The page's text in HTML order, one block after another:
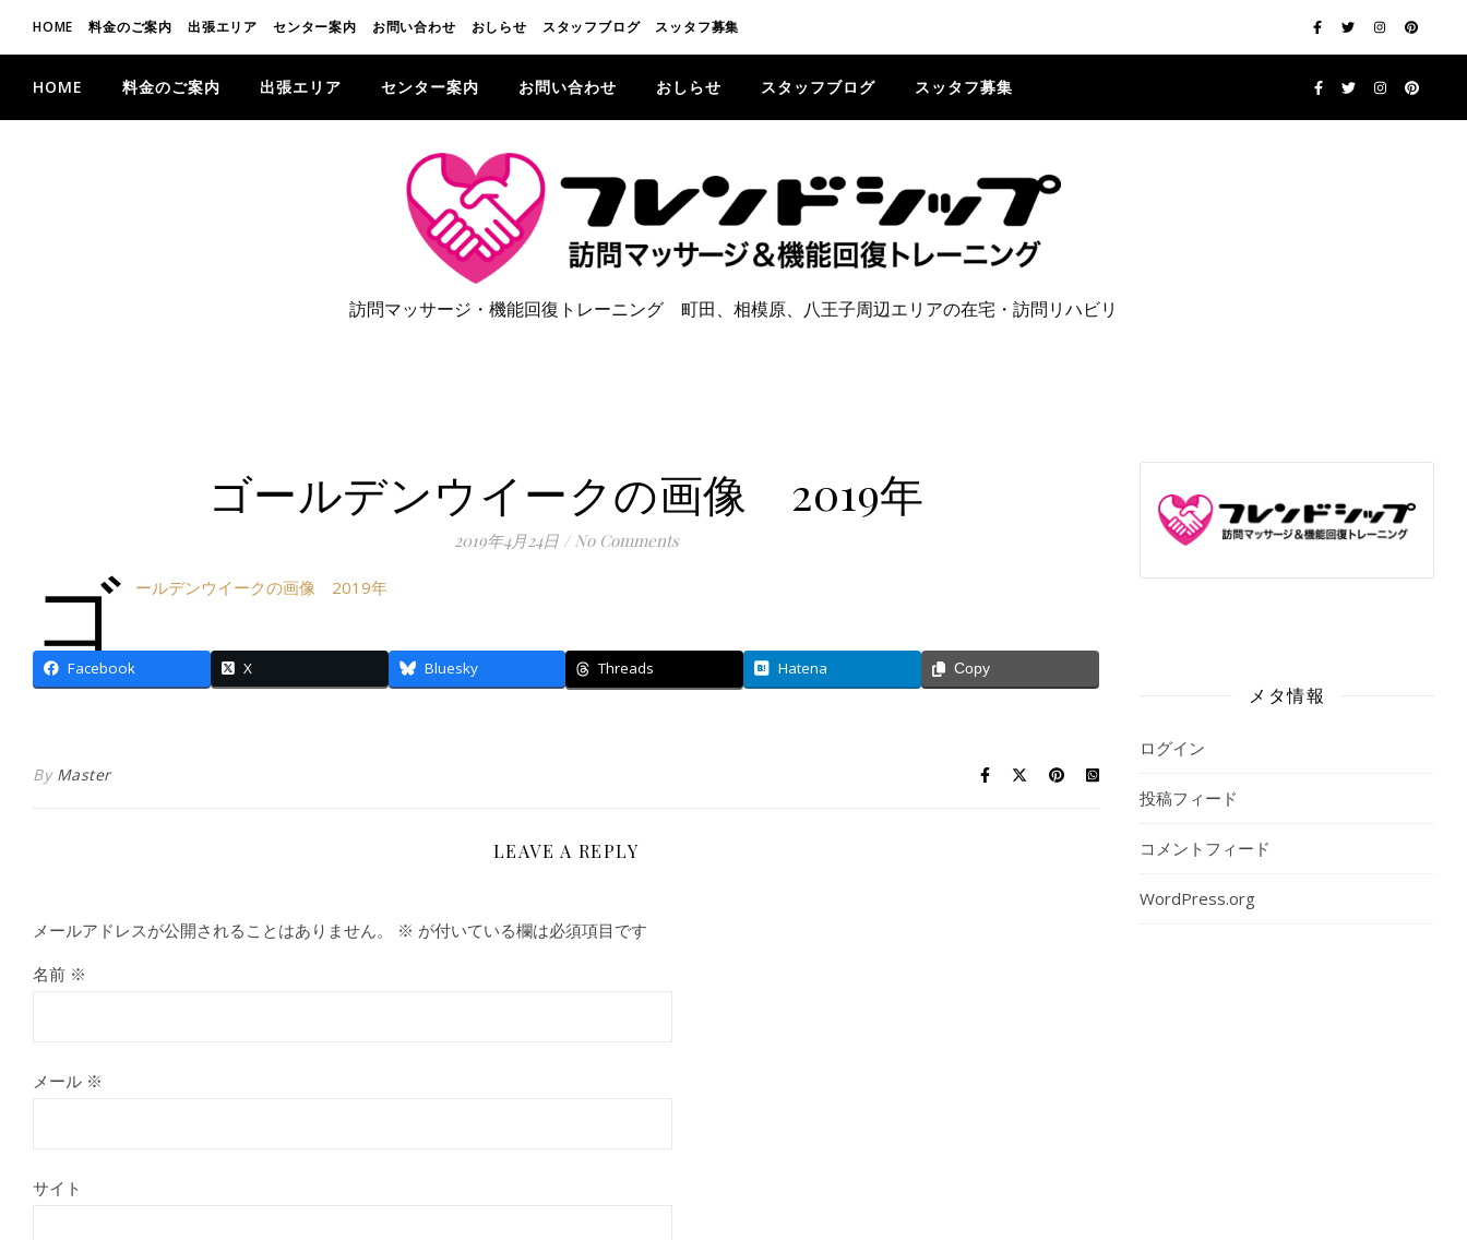
HOME 料金のご案内 出張エリア センター案内 お問い合わせ おしらせ スタッフブログ スッタフ募集
HOME 料金のご案内 出張エリア センター案内 お問い合わせ おしらせ スタッフブログ スッタフ募集
訪問マッサージ・機能回復トレーニング 町田、相模原、八王子周辺エリアの在宅・訪問リハビリ
ゴールデンウイークの画像 2019年
2019年4月24日 / No Comments
ゴ ールデンウイークの画像 2019年
Facebook X Bluesky Threads Hatena Copy
By Master
LEAVE A REPLY
メールアドレスが公開されることはありません。 ※ が付いている欄は必須項目です
名前 ※
メール ※
サイト
メタ情報
ログイン
投稿フィード
コメントフィード
WordPress.org